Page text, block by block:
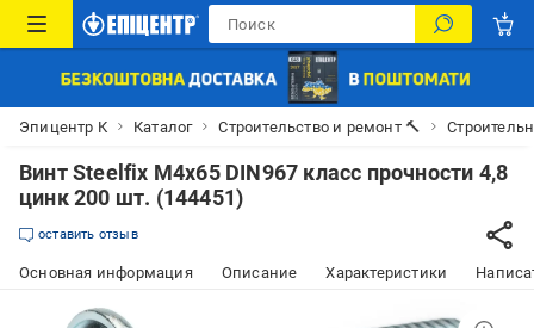
Эпицентр К Каталог Строительство и ремонт 🔨
Винт Steelfix М4х65 DIN967 класс прочности 4,8
цинк 200 шт. (144451)
оставить отзыв
Основная информация Описание Характеристики